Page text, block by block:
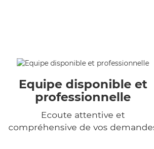
Equipe disponible et
professionnelle
Ecoute attentive et
compréhensive de vos